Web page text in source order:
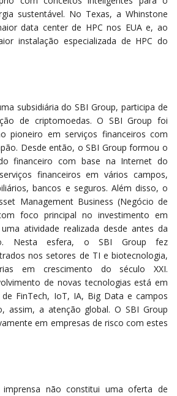
sustentável. No Texas, a Whinstone
data center de HPC nos EUA e, ao
instalação especializada de HPC do
subsidiária do SBI Group, participa de
de criptomoedas. O SBI Group foi
pioneiro em serviços financeiros com
Desde então, o SBI Group formou o
financeiro com base na Internet do
financeiros em vários campos,
bancos e seguros. Além disso, o
Management Business (Negócio de
foco principal no investimento em
atividade realizada desde antes da
Nesta esfera, o SBI Group fez
nos setores de TI e biotecnologia,
em crescimento do século XXI.
de novas tecnologias está em
FinTech, IoT, IA, Big Data e campos
assim, a atenção global. O SBI Group
em empresas de risco com estes
imprensa não constitui uma oferta de